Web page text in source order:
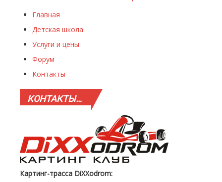
Главная
Детская школа
Услуги и цены
Форум
Контакты
КОНТАКТЫ…
Картинг-трасса DiXXodrom: